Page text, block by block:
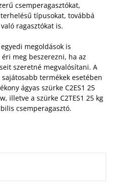
csemperagasztókat,
típusokat, továbbá
ragasztókat is.
megoldások is
meg beszerezni, ha az
szeretné megvalósítani. A
termékek esetében
ágyas szürke C2ES1 25
illetve a szürke C2TES1 25 kg
csemperagasztó.